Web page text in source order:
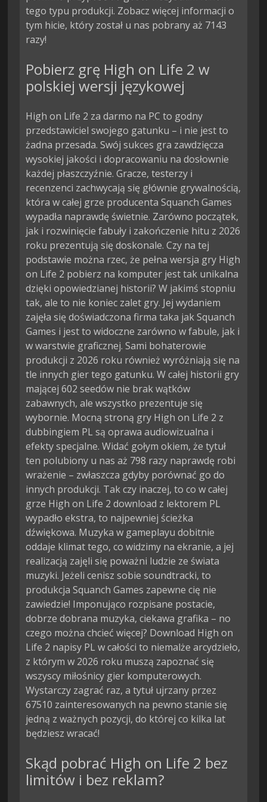
tego typu produkcji. Zobacz więcej informacji o
tym hicie, który został u nas pobrany aż 7143
razy!
Pobierz grę High on Life 2 w
polskiej wersji językowej
High on Life 2 za darmo na PC to godny
przedstawiciel swojego gatunku – i nie jest to
żadna przesada. Swój sukces gra zawdzięcza
wysokiej jakości i dopracowaniu na dosłownie
każdej płaszczyźnie. Gracze, testerzy i
recenzenci zachwycają się głównie grywalnością,
która w całej grze producenta Squanch Games
wypadła naprawdę świetnie. Zarówno początek,
jak i rozwinięcie fabuły i zakończenie hitu z 2026
roku prezentują się doskonale. Czy na tej
podstawie można rzec, że pełna wersja gry High
on Life 2 pobierz na komputer jest tak unikalna
dzięki opowiedzianej historii? W jakimś stopniu
tak, ale to nie koniec zalet gry. Jej wydaniem
zajęła się doświadczona firma taka jak Squanch
Games i jest to widoczne zarówno w fabule, jak i
w warstwie graficznej. Sami bohaterowie
produkcji z 2026 roku również wyróżniają się na
tle innych gier tego gatunku. W całej historii gry
mającej 602 seedów nie brak wątków
zabawnych, ale wszystko prezentuje się
wybornie. Mocną stroną gry High on Life 2 z
dubbingiem PL są oprawa audiowizualna i
efekty specjalne. Widać gołym okiem, że tytuł
ten polubiony u nas aż 798 razy naprawdę robi
wrażenie – zwłaszcza gdyby porównać go do
innych produkcji. Tak czy inaczej, to co w całej
grze High on Life 2 download z lektorem PL
wypadło ekstra, to najpewniej ścieżka
dźwiękowa. Muzyka w gameplayu dobitnie
oddaje klimat tego, co widzimy na ekranie, a jej
realizacją zajęli się poważni ludzie ze świata
muzyki. Jeżeli cenisz sobie soundtracki, to
produkcja Squanch Games zapewne cię nie
zawiedzie! Imponująco rozpisane postacie,
dobrze dobrana muzyka, ciekawa grafika – no
czego można chcieć więcej? Download High on
Life 2 napisy PL w całości to niemalże arcydzieło,
z którym w 2026 roku muszą zapoznać się
wszyscy miłośnicy gier komputerowych.
Wystarczy zagrać raz, a tytuł ujrzany przez
67510 zainteresowanych na pewno stanie się
jedną z ważnych pozycji, do której co kilka lat
będziesz wracać!
Skąd pobrać High on Life 2 bez
limitów i bez reklam?